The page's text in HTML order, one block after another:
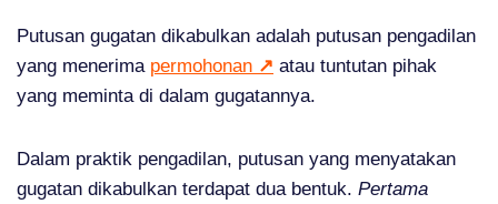
Putusan gugatan dikabulkan adalah putusan pengadilan
yang menerima permohonan ↗ atau tuntutan pihak
yang meminta di dalam gugatannya.
Dalam praktik pengadilan, putusan yang menyatakan
gugatan dikabulkan terdapat dua bentuk. Pertama